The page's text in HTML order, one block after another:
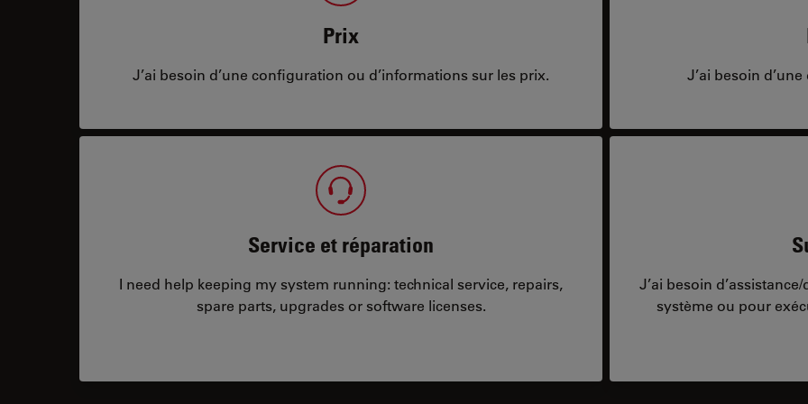
Prix
J’ai besoin d’une configuration ou d’informations sur les prix. J’ai besoin
Service et réparation
I need help keeping my system running: technical service, repairs,
spare parts, upgrades or software licenses.
J’ai besoin
système ou pour